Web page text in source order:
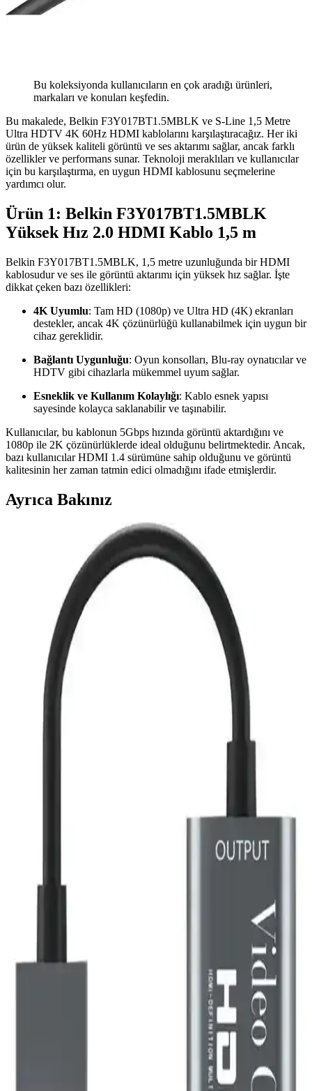
Bu koleksiyonda kullanıcıların en çok aradığı ürünleri,
markaları ve konuları keşfedin.
Bu makalede, Belkin F3Y017BT1.5MBLK ve S-Line 1,5 Metre
Ultra HDTV 4K 60Hz HDMI kablolarını karşılaştıracağız. Her iki
ürün de yüksek kaliteli görüntü ve ses aktarımı sağlar, ancak farklı
özellikler ve performans sunar. Teknoloji meraklıları ve kullanıcılar
için bu karşılaştırma, en uygun HDMI kablosunu seçmelerine
yardımcı olur.
Ürün 1: Belkin F3Y017BT1.5MBLK
Yüksek Hız 2.0 HDMI Kablo 1,5 m
Belkin F3Y017BT1.5MBLK, 1,5 metre uzunluğunda bir HDMI
kablosudur ve ses ile görüntü aktarımı için yüksek hız sağlar. İşte
dikkat çeken bazı özellikleri:
4K Uyumlu: Tam HD (1080p) ve Ultra HD (4K) ekranları
destekler, ancak 4K çözünürlüğü kullanabilmek için uygun bir
cihaz gereklidir.
Bağlantı Uygunluğu: Oyun konsolları, Blu-ray oynatıcılar ve
HDTV gibi cihazlarla mükemmel uyum sağlar.
Esneklik ve Kullanım Kolaylığı: Kablo esnek yapısı
sayesinde kolayca saklanabilir ve taşınabilir.
Kullanıcılar, bu kablonun 5Gbps hızında görüntü aktardığını ve
1080p ile 2K çözünürlüklerde ideal olduğunu belirtmektedir. Ancak,
bazı kullanıcılar HDMI 1.4 sürümüne sahip olduğunu ve görüntü
kalitesinin her zaman tatmin edici olmadığını ifade etmişlerdir.
Ayrıca Bakınız
PS4 HDMI Port Değişimi: Teknik Adımlar, Lehim
Kalitesi ve İlk Deneyim İpuçları
PS4 HDMI port değişimi, teknik bilgi ve doğru ekipman gerektirir.
Lehim kalitesi, temizlik ve mikroskop kontrolü işlemin başarısını
artırır. İlk deneyimlerde pratik ve şeffaflık önemlidir.
Laptop ve Televizyon Arasında HDMI
Bağlantısında Görüntü Çözünürlüğü Sorunları ve
Çözümleri
Laptop ve televizyon arasında HDMI bağlantısında yaşanan görüntü
çözünürlüğü sorunları, ekran modları, çözünürlük ayarları, HDMI
Gesi 10 Metre HDMİ Kablo: Yüksek Kalite ve
tasarımıyla ev ve ofislerde kaliteli görüntü ve ses aktarımı sağlar.
Maxgo 3117 HDMI 2.1 Kablosu ile Yüksek
hızlı veri aktarımı ve üstün ses kalitesi sunar, profesyonel ve eğlence
Ugreen 8K 60Hz HDMI 2.1 örgülü görüntü kablosu
yüksek çözünürlük ve ses kalitesi sağlar
Ugreen 8K HDMI 2.1 örgülü kablo, 8K çözünürlük ve 60Hz
yenileme hızıyla üstün görüntü ve ses deneyimi sunar. Dayanıklı
tasarımı ve yüksek performansıyla multimedya cihazlarınız için ideal
Paugge 2.0b 4K 60Hz HDMI Kablosu: Yüksek
Kalite ve Gelişmiş Görüntü Ses Teknolojileri